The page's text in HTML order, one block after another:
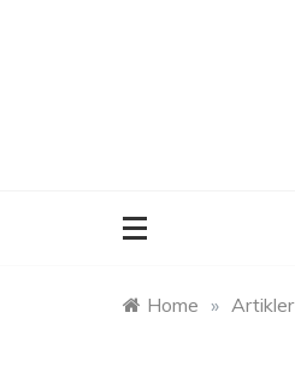
Home » Artikler